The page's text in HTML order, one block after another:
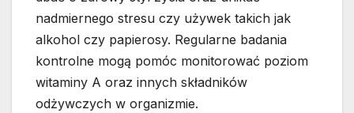
nadmiernego stresu czy używek takich jak
alkohol czy papierosy. Regularne badania
kontrolne mogą pomóc monitorować poziom
witaminy A oraz innych składników
odżywczych w organizmie.